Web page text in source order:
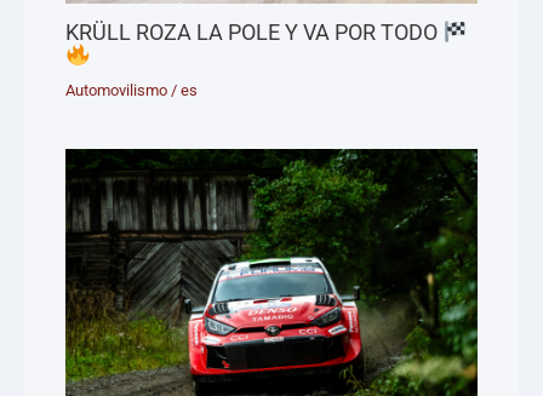
KRÜLL ROZA LA POLE Y VA POR TODO
Automovilismo /es